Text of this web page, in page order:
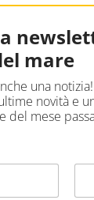
mare
una
novità e
del mese